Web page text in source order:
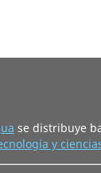
se distribuye
y